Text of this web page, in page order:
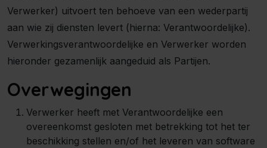
Verwerker) uitvoert ten behoeve van een wederpartij
aan wie zij diensten levert (hierna: Verantwoordelijke).
Verwerkingsverantwoordelijke en Verwerker worden
hieronder gezamenlijk aangeduid als Partijen.
Overwegingen
Verwerker heeft met Verantwoordelijke een
overeenkomst gesloten met betrekking tot het ter
beschikking stellen en/of het leveren van software